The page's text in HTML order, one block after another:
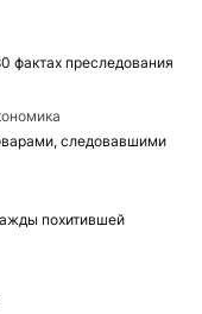
фактах преследования
следовавшими
похитившей